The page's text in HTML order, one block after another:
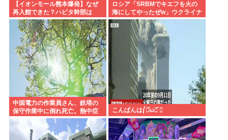
【イオンモール熊本爆発】なぜ
再入館できた？ハビタ幹部は
「モール職員は引き止めなかっ
た」イオン「運用を徹底できな
かった可能性」
ロシア「SRBMでキエフを火の
海にしてやったぜw」ウクライナ
「我々もSRBMで反撃する
ぞ！」
中国電力の作業員さん、鉄塔の
保守作業中に倒れ死亡。熱中症
か
こんばんは⎛・᷄ω・᷅ ⎞